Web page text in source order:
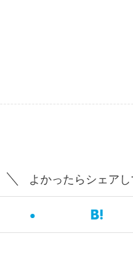
よかったらシェアし